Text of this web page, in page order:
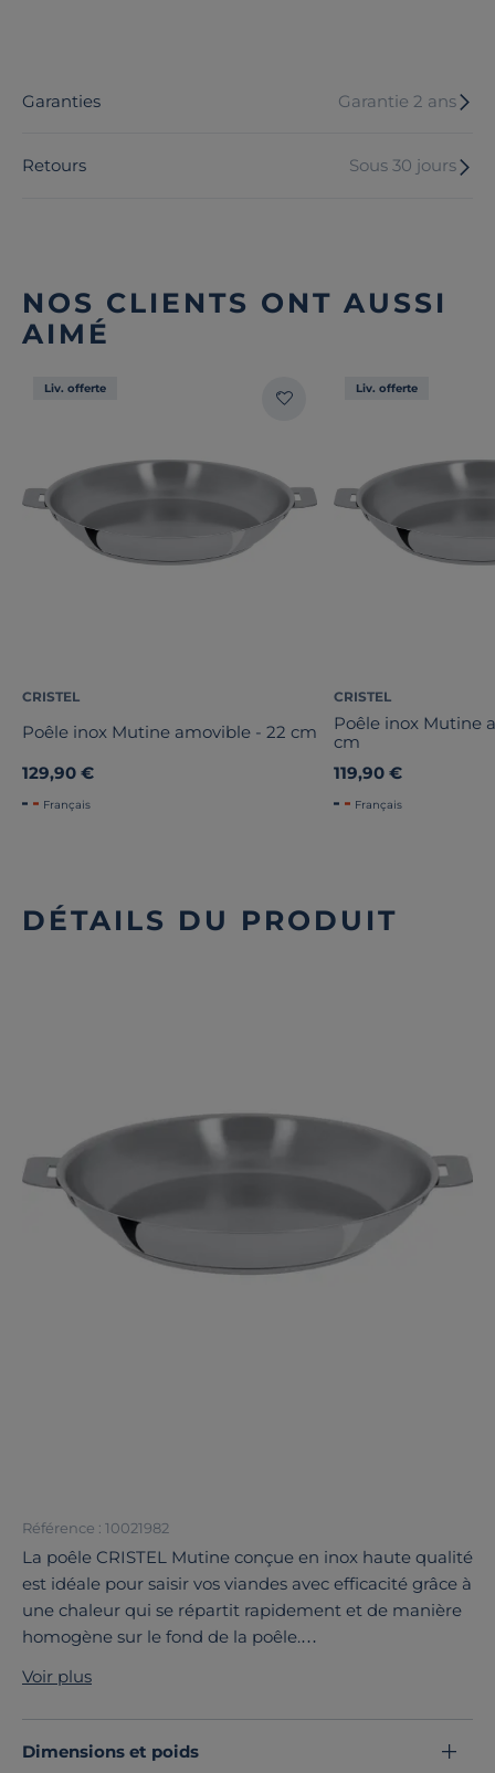
Garanties Garantie 2 ans
Retours Sous 30 jours
NOS CLIENTS ONT AUSSI
AIMÉ
Liv. offerte
CRISTEL
Poêle inox Mutine amovible - 22 cm
129,90 €
Français
Liv. offerte
CRISTEL
Poêle inox Mutine
cm
119,90 €
Français
DÉTAILS DU PRODUIT
Référence : 10021982
La poêle CRISTEL Mutine conçue en inox haute qualité
est idéale pour saisir vos viandes avec efficacité grâce à
une chaleur qui se répartit rapidement et de manière
homogène sur le fond de la poêle.
poignées (vendues en option) se fixent et s'enlèvent
avec facilité et sécurité. Les poêles s'emboîtent
totalement pour prendre un minimum de place. Sans
Voir plus
Dimensions et poids